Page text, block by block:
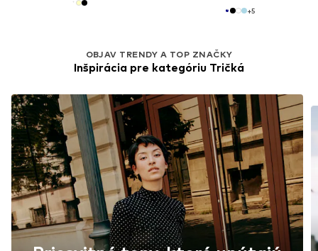
+5
OBJAV TRENDY A TOP ZNAČKY
Inšpirácia pre kategóriu Tričká